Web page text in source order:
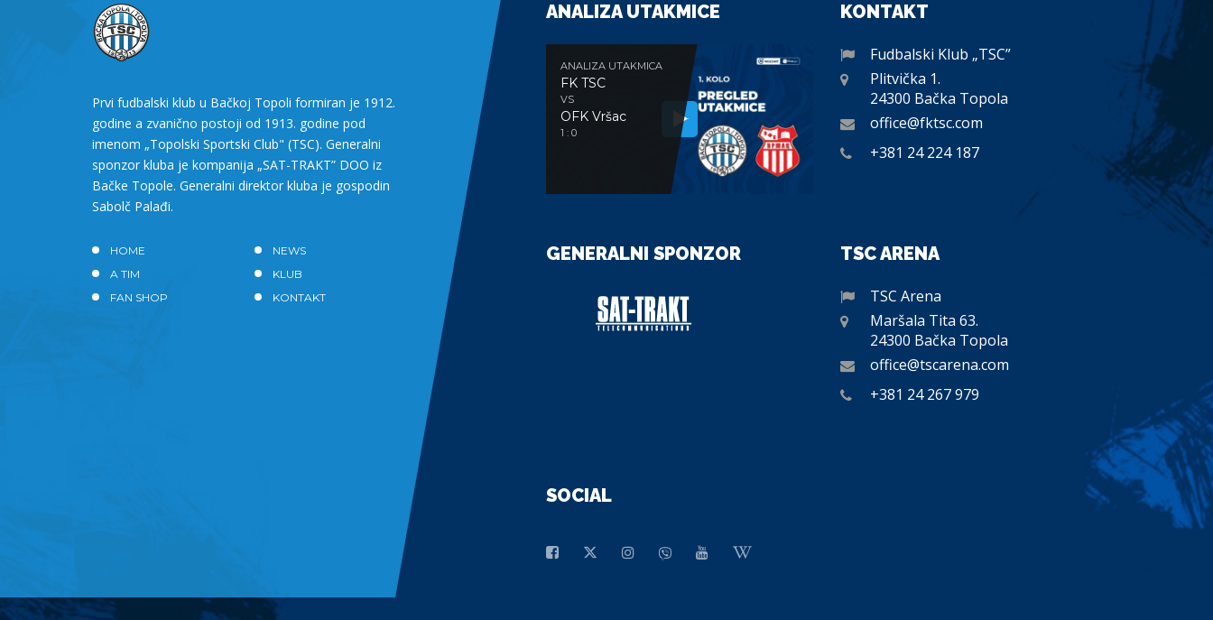
Prvi fudbalski klub u Bačkoj Topoli formiran je 1912.
godine a zvanično postoji od 1913. godine pod
imenom „Topolski Sportski Club" (TSC). Generalni
sponzor kluba je kompanija „SAT-TRAKT” DOO iz
Bačke Topole. Generalni direktor kluba je gospodin
Sabolč Palađi.
HOME
NEWS
A TIM
KLUB
FAN SHOP
KONTAKT
ANALIZA UTAKMICE
ANALIZA UTAKMICA
FK TSC
VS
OFK Vršac
1 : 0
KONTAKT
Fudbalski Klub „TSC”
Plitvička 1.
24300 Bačka Topola
office@fktsc.com
+381 24 224 187
GENERALNI SPONZOR TSC ARENA
TSC Arena
Maršala Tita 63.
24300 Bačka Topola
office@tscarena.com
+381 24 267 979
SOCIAL